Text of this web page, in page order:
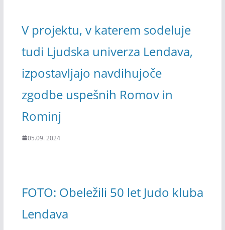
V projektu, v katerem sodeluje
tudi Ljudska univerza Lendava,
izpostavljajo navdihujoče
zgodbe uspešnih Romov in
Rominj
05.09. 2024
FOTO: Obeležili 50 let Judo kluba
Lendava